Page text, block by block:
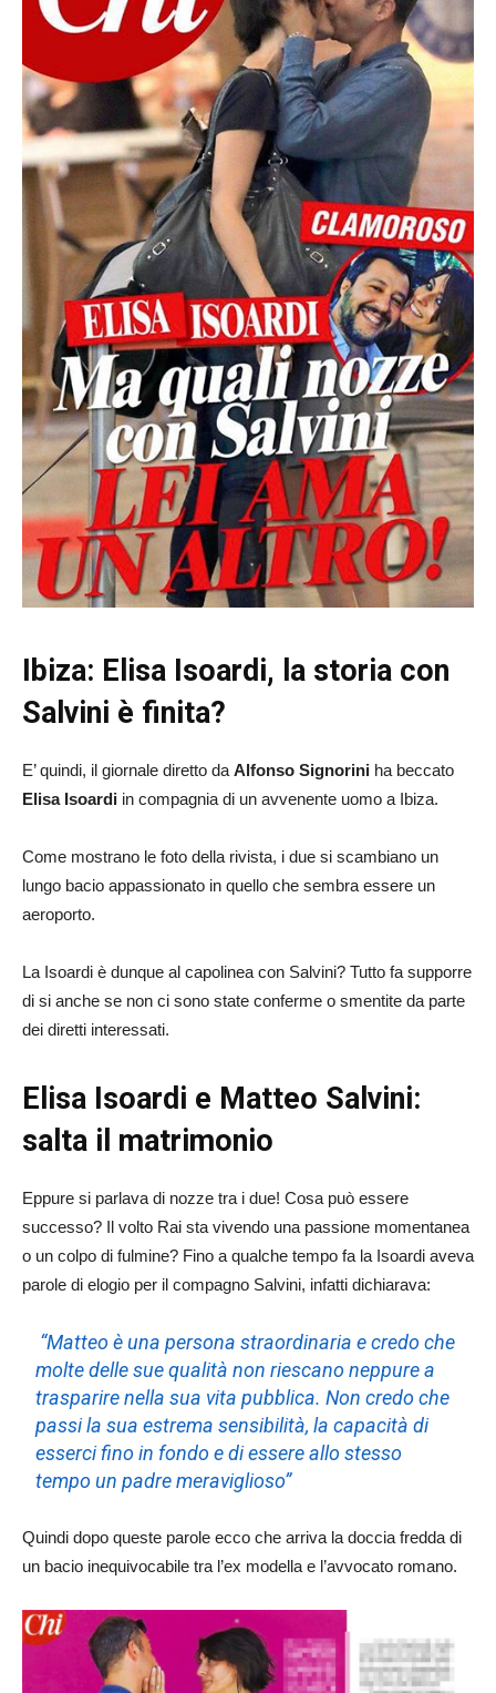
Ibiza: Elisa Isoardi, la storia con
Salvini è finita?
E’ quindi, il giornale diretto da Alfonso Signorini ha beccato
Elisa Isoardi in compagnia di un avvenente uomo a Ibiza.
Come mostrano le foto della rivista, i due si scambiano un
lungo bacio appassionato in quello che sembra essere un
aeroporto.
La Isoardi è dunque al capolinea con Salvini? Tutto fa supporre
di si anche se non ci sono state conferme o smentite da parte
dei diretti interessati.
Elisa Isoardi e Matteo Salvini:
salta il matrimonio
Eppure si parlava di nozze tra i due! Cosa può essere
successo? Il volto Rai sta vivendo una passione momentanea
o un colpo di fulmine? Fino a qualche tempo fa la Isoardi aveva
parole di elogio per il compagno Salvini, infatti dichiarava:
“Matteo è una persona straordinaria e credo che
molte delle sue qualità non riescano neppure a
trasparire nella sua vita pubblica. Non credo che
passi la sua estrema sensibilità, la capacità di
esserci fino in fondo e di essere allo stesso
tempo un padre meraviglioso”
Quindi dopo queste parole ecco che arriva la doccia fredda di
un bacio inequivocabile tra l’ex modella e l’avvocato romano.